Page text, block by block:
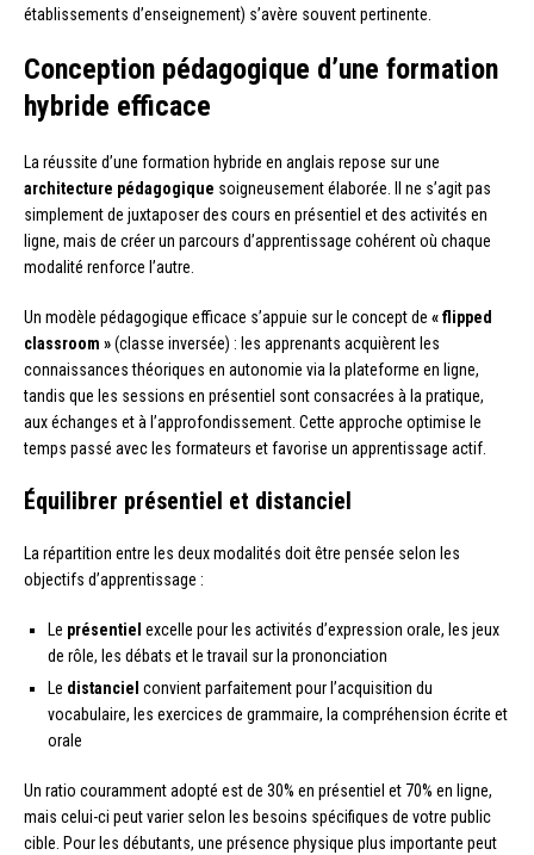
établissements d’enseignement) s’avère souvent pertinente.
Conception pédagogique d’une formation
hybride efficace
La réussite d’une formation hybride en anglais repose sur une
architecture pédagogique soigneusement élaborée. Il ne s’agit pas
simplement de juxtaposer des cours en présentiel et des activités en
ligne, mais de créer un parcours d’apprentissage cohérent où chaque
modalité renforce l’autre.
Un modèle pédagogique efficace s’appuie sur le concept de « flipped
classroom »(classe inversée) : les apprenants acquièrent les
connaissances théoriques en autonomie via la plateforme en ligne,
tandis que les sessions en présentiel sont consacrées à la pratique,
aux échanges et à l’approfondissement. Cette approche optimise le
temps passé avec les formateurs et favorise un apprentissage actif.
Équilibrer présentiel et distanciel
La répartition entre les deux modalités doit être pensée selon les
objectifs d’apprentissage :
Le présentiel excelle pour les activités d’expression orale, les jeux
de rôle, les débats et le travail sur la prononciation
Le distanciel convient parfaitement pour l’acquisition du
vocabulaire, les exercices de grammaire, la compréhension écrite et
orale
Un ratio couramment adopté est de 30% en présentiel et 70% en ligne,
mais celui-ci peut varier selon les besoins spécifiques de votre public
cible. Pour les débutants, une présence physique plus importante peut